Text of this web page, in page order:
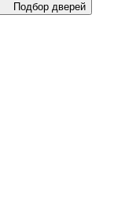
Подбор дверей